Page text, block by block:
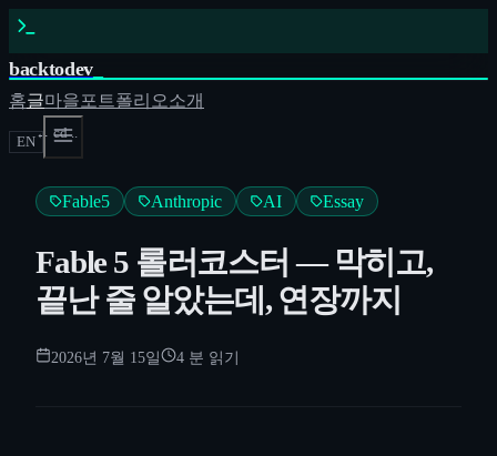
backtodev_
홈글마을포트폴리오소개
EN
← cd ..
Fable5 Anthropic AI Essay
Fable 5 롤러코스터 — 막히고,
끝난 줄 알았는데, 연장까지
2026년 7월 15일 4 분 읽기